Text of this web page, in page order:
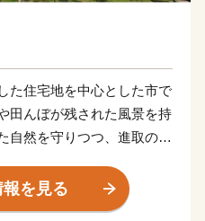
た住宅地を中心とした市で
田んぼが残された風景を持
自然を守りつつ、進取の精
感いただける方々、かつて
学生時代に日進ですごされ
を見る